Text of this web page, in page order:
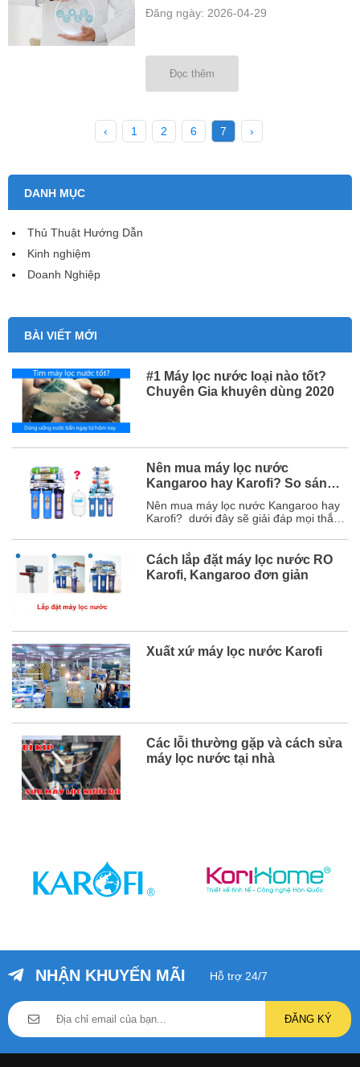
Đăng ngày: 2026-04-29
Đọc thêm
‹ 1 2 6 7 ›
DANH MỤC
Thủ Thuật Hướng Dẫn
Kinh nghiệm
Doanh Nghiệp
BÀI VIẾT MỚI
#1 Máy lọc nước loại nào tốt?
Chuyên Gia khuyên dùng 2020
Nên mua máy lọc nước
Kangaroo hay Karofi? So sánh
chi tiết
Nên mua máy lọc nước Kangaroo hay
Karofi? dưới đây sẽ giải đáp mọi thắc
này, bạn sẽ chọn được hãng máy lọc
nước phù hợp với mình. Mục lục 1. So
sánh chi tiết máy lọc nước Karofi và
Kangaroo ...
Cách lắp đặt máy lọc nước RO
Karofi, Kangaroo đơn giản
Xuất xứ máy lọc nước Karofi
Các lỗi thường gặp và cách sửa
máy lọc nước tại nhà
NHẬN KHUYẾN MÃI Hỗ trợ 24/7
ĐĂNG KÝ